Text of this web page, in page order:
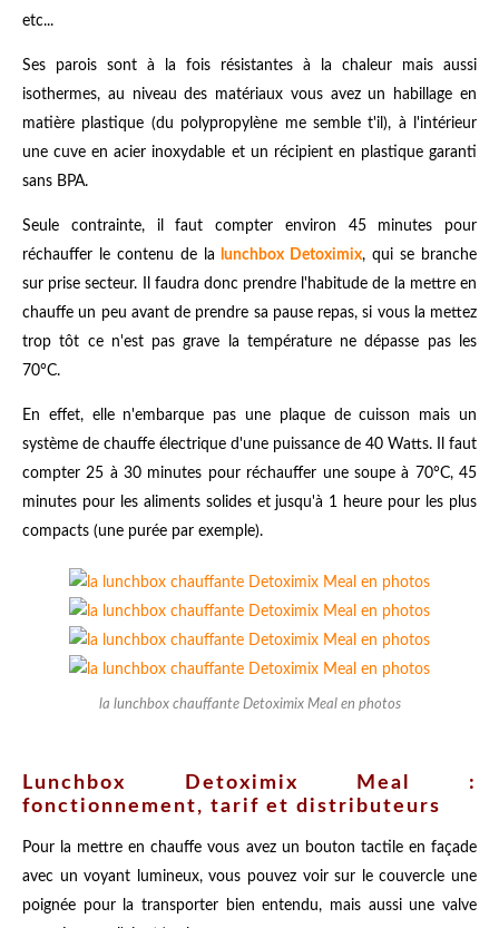
etc...
Ses parois sont à la fois résistantes à la chaleur mais aussi
isothermes, au niveau des matériaux vous avez un habillage en
matière plastique (du polypropylène me semble t'il), à l'intérieur
une cuve en acier inoxydable et un récipient en plastique garanti
sans BPA.
Seule contrainte, il faut compter environ 45 minutes pour
réchauffer le contenu de la
lunchbox Detoximix, qui se branche
sur prise secteur. Il faudra donc prendre l'habitude de la mettre en
chauffe un peu avant de prendre sa pause repas, si vous la mettez
trop tôt ce n'est pas grave la température ne dépasse pas les
70°C.
En effet, elle n'embarque pas une plaque de cuisson mais un
système de chauffe électrique d'une puissance de 40 Watts. Il faut
compter 25 à 30 minutes pour réchauffer une soupe à 70°C, 45
minutes pour les aliments solides et jusqu'à 1 heure pour les plus
compacts (une purée par exemple).
la lunchbox chauffante Detoximix Meal en photos
Lunchbox Detoximix Meal :
fonctionnement, tarif et distributeurs
Pour la mettre en chauffe vous avez un bouton tactile en façade
avec un voyant lumineux, vous pouvez voir sur le couvercle une
poignée pour la transporter bien entendu, mais aussi une valve